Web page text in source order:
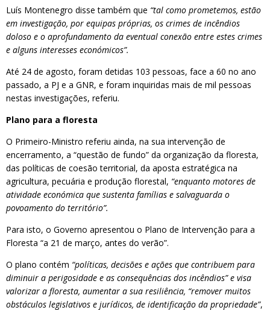
Luís Montenegro disse também que “tal como prometemos, estão
em investigação, por equipas próprias, os crimes de incêndios
doloso e o aprofundamento da eventual conexão entre estes crimes
e alguns interesses económicos”.
Até 24 de agosto, foram detidas 103 pessoas, face a 60 no ano
passado, a PJ e a GNR, e foram inquiridas mais de mil pessoas
nestas investigações, referiu.
Plano para a floresta
O Primeiro-Ministro referiu ainda, na sua intervenção de
encerramento, a “questão de fundo” da organização da floresta,
das políticas de coesão territorial, da aposta estratégica na
agricultura, pecuária e produção florestal, “enquanto motores de
atividade económica que sustenta famílias e salvaguarda o
povoamento do território”.
Para isto, o Governo apresentou o Plano de Intervenção para a
Floresta “a 21 de março, antes do verão”.
O plano contém “políticas, decisões e ações que contribuem para
diminuir a perigosidade e as consequências dos incêndios” e visa
valorizar a floresta, aumentar a sua resiliência, “remover muitos
obstáculos legislativos e jurídicos, de identificação da propriedade”,